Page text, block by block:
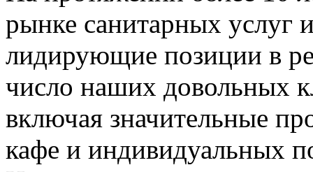
рынке санитарных услуг
лидирующие позиции в
число наших довольных
включая значительные
кафе и индивидуальных